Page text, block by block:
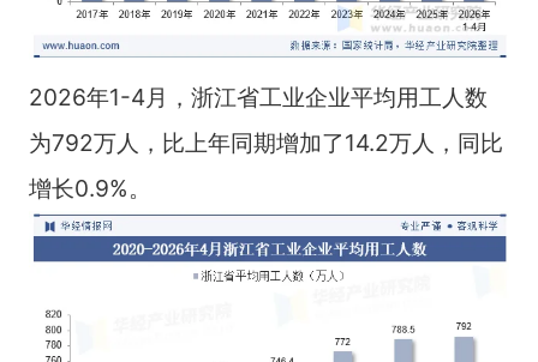
2026年1-4月，浙江省工业企业平均用工人数
为792万人，比上年同期增加了14.2万人，同比
增长0.9%。